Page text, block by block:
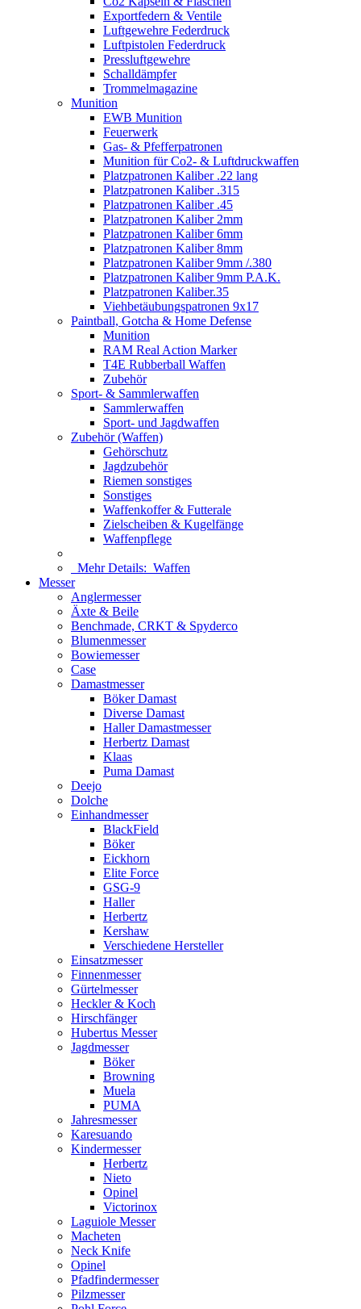
Exportfedern & Ventile
Luftgewehre Federdruck
Luftpistolen Federdruck
Pressluftgewehre
Schalldämpfer
Trommelmagazine
Munition
EWB Munition
Feuerwerk
Gas- & Pfefferpatronen
Munition für Co2- & Luftdruckwaffen
Platzpatronen Kaliber .22 lang
Platzpatronen Kaliber .315
Platzpatronen Kaliber .45
Platzpatronen Kaliber 2mm
Platzpatronen Kaliber 6mm
Platzpatronen Kaliber 8mm
Platzpatronen Kaliber 9mm /.380
Platzpatronen Kaliber 9mm P.A.K.
Platzpatronen Kaliber.35
Viehbetäubungspatronen 9x17
Paintball, Gotcha & Home Defense
Munition
RAM Real Action Marker
T4E Rubberball Waffen
Zubehör
Sport- & Sammlerwaffen
Sammlerwaffen
Sport- und Jagdwaffen
Zubehör (Waffen)
Gehörschutz
Jagdzubehör
Riemen sonstiges
Sonstiges
Waffenkoffer & Futterale
Zielscheiben & Kugelfänge
Waffenpflege
Mehr Details: Waffen
Messer
Anglermesser
Äxte & Beile
Benchmade, CRKT & Spyderco
Blumenmesser
Bowiemesser
Case
Damastmesser
Böker Damast
Diverse Damast
Haller Damastmesser
Herbertz Damast
Klaas
Puma Damast
Deejo
Dolche
Einhandmesser
BlackField
Böker
Eickhorn
Elite Force
GSG-9
Haller
Herbertz
Kershaw
Verschiedene Hersteller
Einsatzmesser
Finnenmesser
Gürtelmesser
Heckler & Koch
Hirschfänger
Hubertus Messer
Jagdmesser
Böker
Browning
Muela
PUMA
Jahresmesser
Karesuando
Kindermesser
Herbertz
Nieto
Opinel
Victorinox
Laguiole Messer
Macheten
Neck Knife
Opinel
Pfadfindermesser
Pilzmesser